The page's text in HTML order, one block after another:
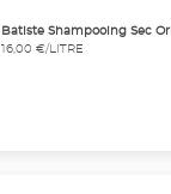
Batiste Shampooing Sec
16,00 €/LITRE